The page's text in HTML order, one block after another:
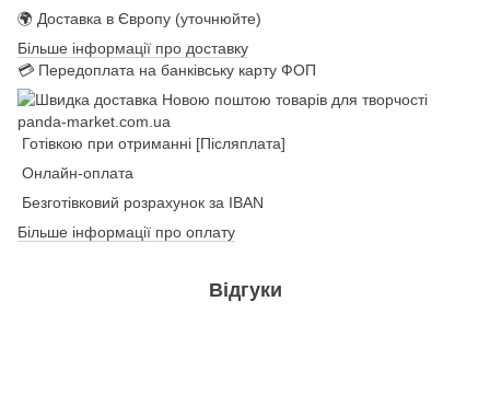
🌍 Доставка в Європу (уточнюйте)
Більше інформації про доставку
💳 Передоплата на банківську карту ФОП
Готівкою при отриманні [Післяплата]
Онлайн-оплата
Безготівковий розрахунок за IBAN
Більше інформації про оплату
Відгуки